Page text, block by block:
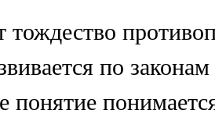
тождество
по
понятие